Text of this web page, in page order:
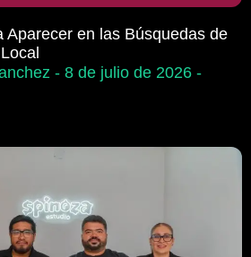
Aparecer en las Búsquedas de
8 de julio de 2026